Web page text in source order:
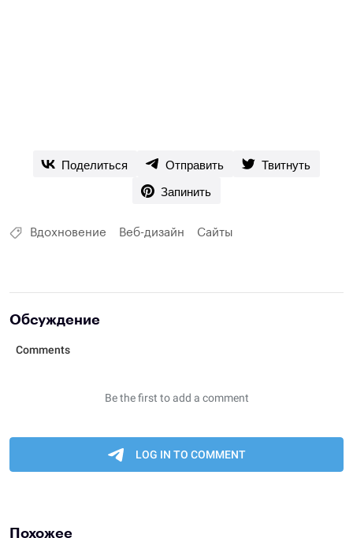
Поделиться Отправить
Твитнуть
Запинить
Вдохновение Веб-дизайн Сайты
Обсуждение
Похожее